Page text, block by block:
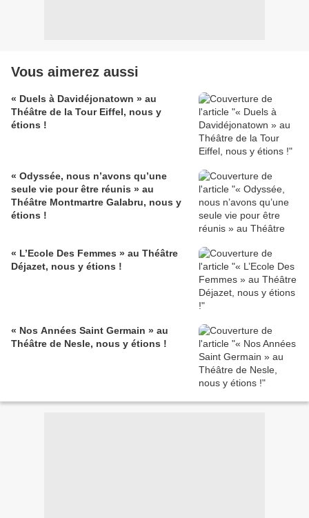
Vous aimerez aussi
« Duels à Davidéjonatown » au
Théâtre de la Tour Eiffel, nous y
étions !
« Odyssée, nous n’avons qu’une
seule vie pour être réunis » au
Théâtre Montmartre Galabru, nous y
étions !
« L’Ecole Des Femmes » au Théâtre
Déjazet, nous y étions !
« Nos Années Saint Germain » au
Théâtre de Nesle, nous y étions !